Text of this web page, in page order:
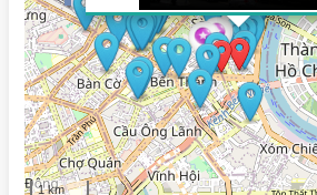
1 km